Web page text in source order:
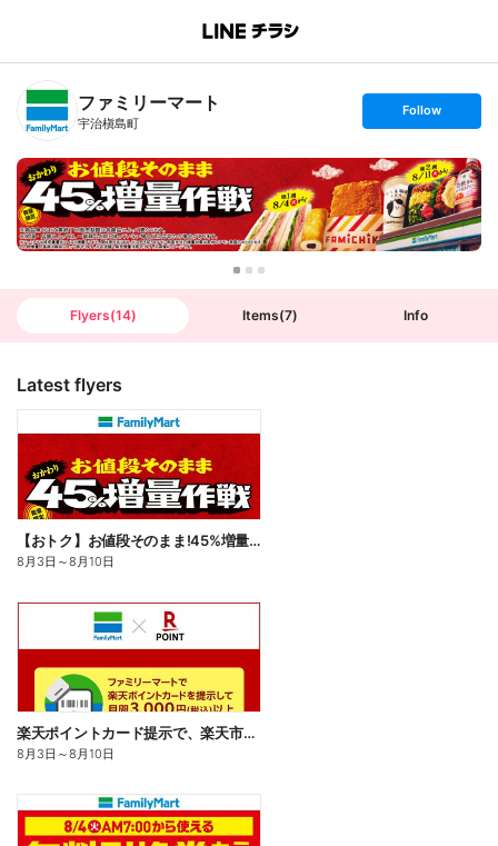
B
n
T
ファミリーマート
宇治槇島町
s
t
o
l
l
o
w
Follow
Flyers(14) Items(7) Info
Latest flyers
【おトク】お値段そのまま!45%増量作戦!
8月3日 ～8月10日
楽天ポイントカード提示で、楽天市場でのお買い物がおトクに!
8月3日 ～8月10日